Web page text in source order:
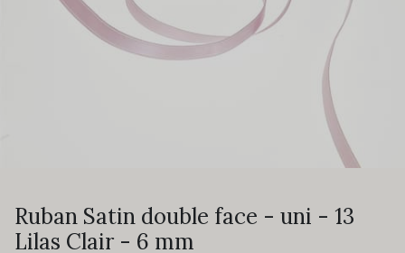
Ruban Satin double face - uni - 13
Lilas Clair - 6 mm